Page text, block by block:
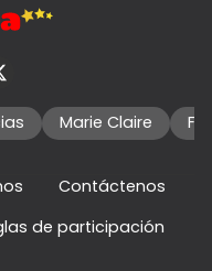
Marie Claire
Contáctenos
de participación